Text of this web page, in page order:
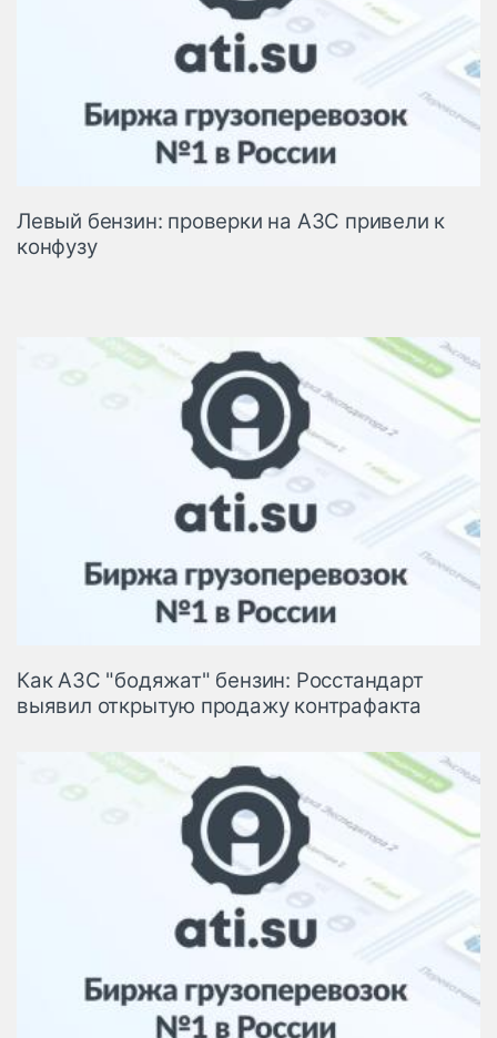
Левый бензин: проверки на АЗС привели к
конфузу
Как АЗС "бодяжат" бензин: Росстандарт
выявил открытую продажу контрафакта